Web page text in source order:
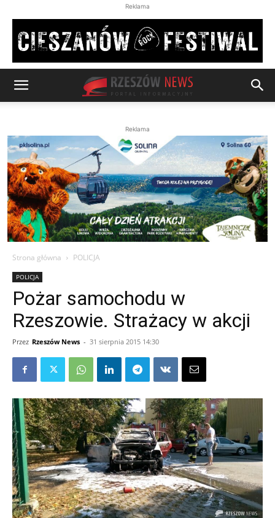
Reklama
Reklama
Strona główna POLICJA
POLICJA
Pożar samochodu w
Rzeszowie. Strażacy w akcji
Przez Rzeszów News - 31 sierpnia 2015 14:30